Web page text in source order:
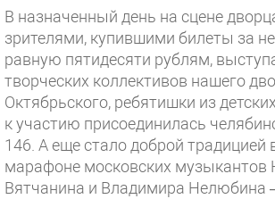
В назначенный день на сцене
зрителями, купившими билеты за
равную пятидесяти рублям,
творческих коллективов нашего
Октябрьского, ребятишки из
к участию присоединилась
146. А еще стало доброй традицией
марафоне московских музыкантов
Вятчанина и Владимира Нелюбина